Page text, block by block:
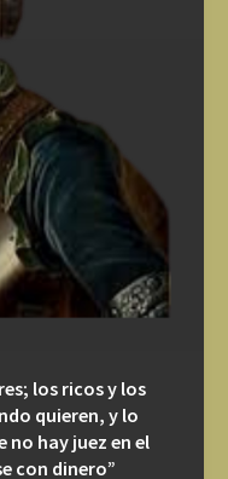
los ricos y los
quieren, y lo
no hay juez en el
con dinero”